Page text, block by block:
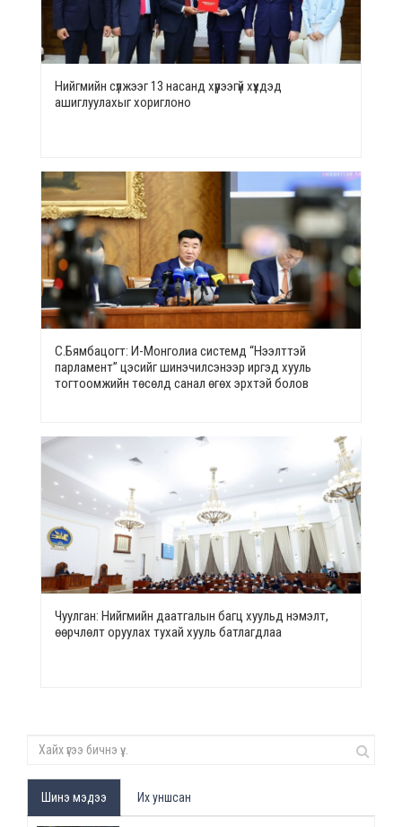
Нийгмийн сүлжээг 13 насанд хүрээгүй хүүхдэд
ашиглуулахыг хориглоно
С.Бямбацогт: И-Монголиа системд “Нээлттэй
парламент” цэсийг шинэчилсэнээр иргэд хууль
тогтоомжийн төсөлд санал өгөх эрхтэй болов
Чуулган: Нийгмийн даатгалын багц хуульд нэмэлт,
өөрчлөлт оруулах тухай хууль батлагдлаа
Шинэ мэдээ Их уншсан